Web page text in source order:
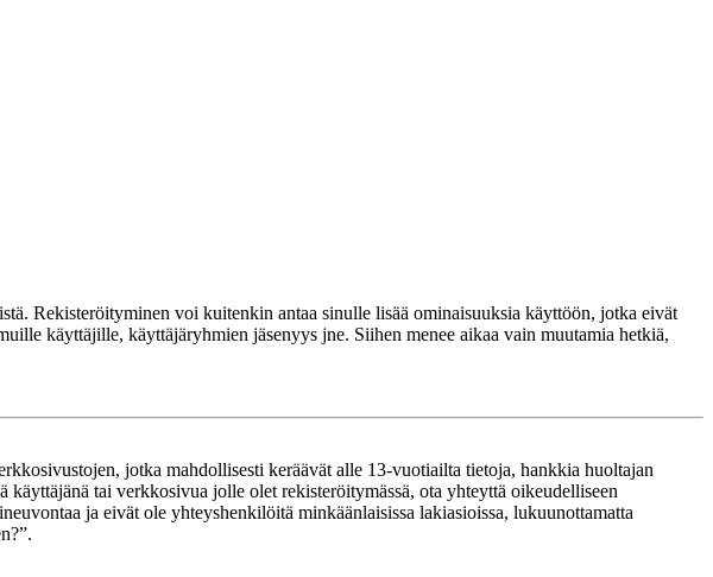
Rekisteröityminen voi kuitenkin antaa sinulle lisää ominaisuuksia käyttöön, jotka eivät
käyttäjille, käyttäjäryhmien jäsenyys jne. Siihen menee aikaa vain muutamia hetkiä,
jotka mahdollisesti keräävät alle 13-vuotiailta tietoja, hankkia huoltajan
tai verkkosivua jolle olet rekisteröitymässä, ota yhteyttä oikeudelliseen
ja eivät ole yhteyshenkilöitä minkäänlaisissa lakiasioissa, lukuunottamatta